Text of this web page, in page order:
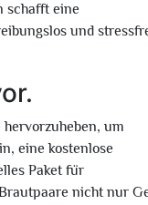
schafft eine
und
um
eine kostenlose
Paket für
nicht nur